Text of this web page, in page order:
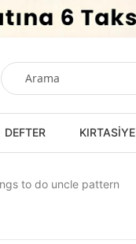
DEFTER KIRTASİYE
to do uncle pattern